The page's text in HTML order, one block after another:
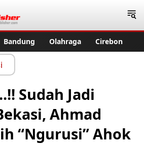
Bandung Olahraga Cirebon
Sudah Jadi
Ahmad
“Ngurusi” Ahok